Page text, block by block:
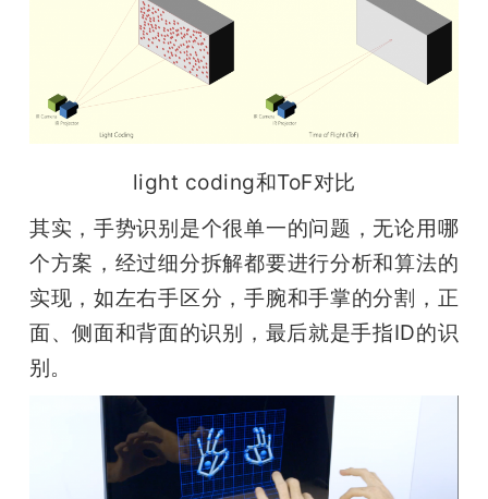
light coding和ToF对比
其实，手势识别是个很单一的问题，无论用哪
个方案，经过细分拆解都要进行分析和算法的
实现，如左右手区分，手腕和手掌的分割，正
面、侧面和背面的识别，最后就是手指ID的识
别。